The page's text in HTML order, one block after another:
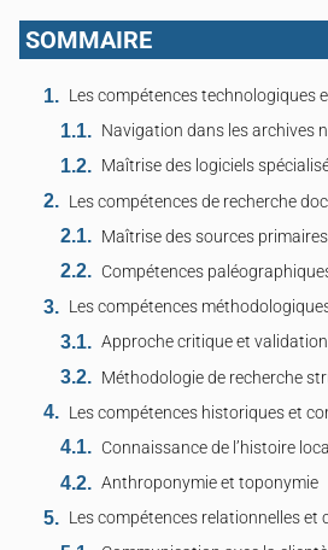
SOMMAIRE
Les compétences technologiques
Navigation dans les archives
Maîtrise des logiciels
Les compétences de recherche
Maîtrise des sources
Compétences
Les compétences
Approche critique et
Méthodologie de recherche
Les compétences historiques et
Connaissance de l’histoire
Anthroponymie et toponymie
Les compétences relationnelles et